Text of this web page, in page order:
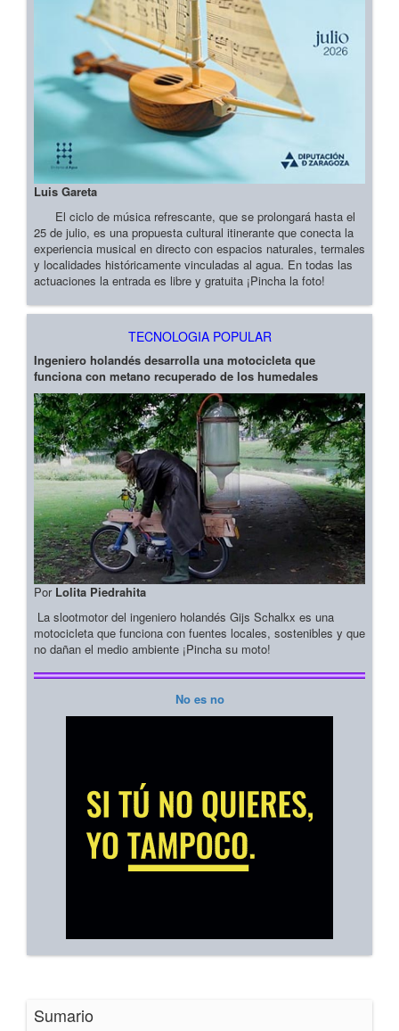
Luis Gareta
El ciclo de música refrescante, que se prolongará hasta el
25 de julio, es una propuesta cultural itinerante que conecta la
experiencia musical en directo con espacios naturales, termales
y localidades históricamente vinculadas al agua. En todas las
actuaciones la entrada es libre y gratuita ¡Pincha la foto!
TECNOLOGIA POPULAR
Ingeniero holandés desarrolla una motocicleta que
funciona con metano recuperado de los humedales
Por Lolita Piedrahita
La slootmotor del ingeniero holandés Gijs Schalkx es una
motocicleta que funciona con fuentes locales, sostenibles y que
no dañan el medio ambiente ¡Pincha su moto!
No es no
Sumario